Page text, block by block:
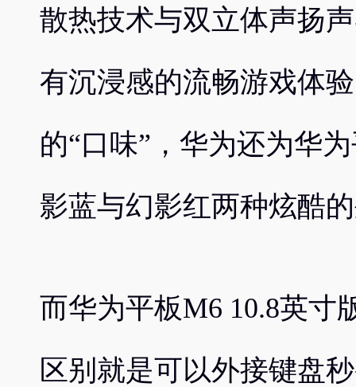
散热技术与双立体声扬
有沉浸感的流畅游戏体
的“口味”，华为还为华
影蓝与幻影红两种炫酷
而华为平板M6 10.8英寸
区别就是可以外接键盘